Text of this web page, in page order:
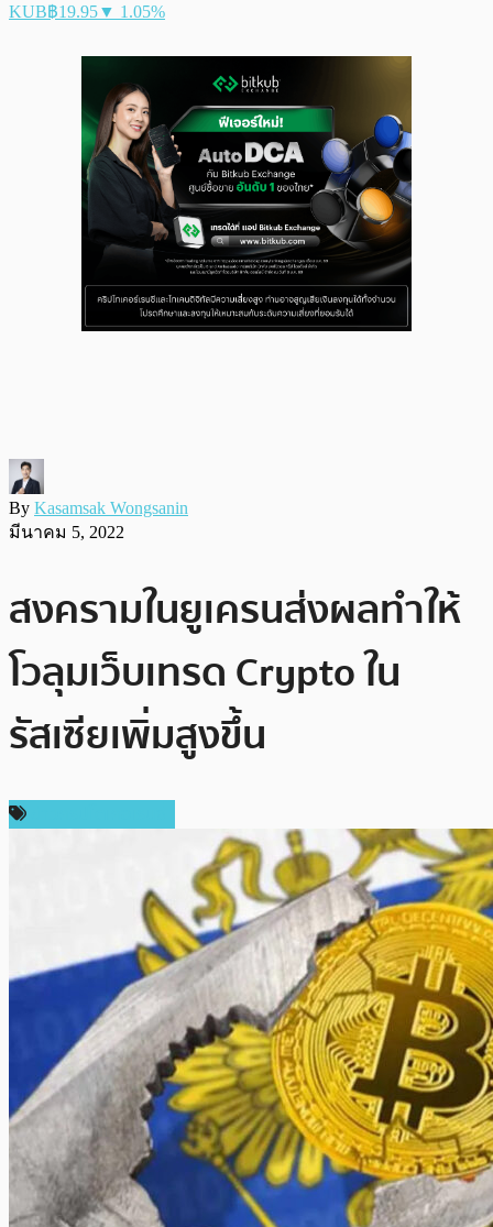
KUB฿19.95▼ 1.05%
By Kasamsak Wongsanin
มีนาคม 5, 2022
สงครามในยูเครนส่งผลทำให้
โวลุมเว็บเทรด Crypto ใน
รัสเซียเพิ่มสูงขึ้น